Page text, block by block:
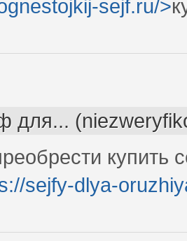
sejf.ru/>
для...
купить
sejfy-dlya-